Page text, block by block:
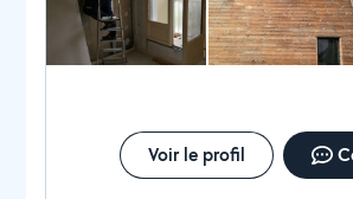
Voir le profil